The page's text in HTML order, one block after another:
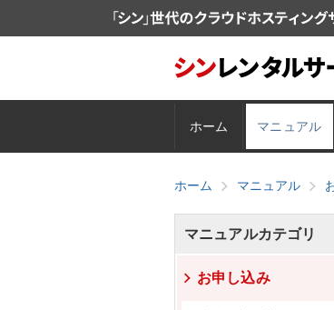
ホーム マニュアル
ホーム マニュアル
マニュアルカテゴリ
お申し込み